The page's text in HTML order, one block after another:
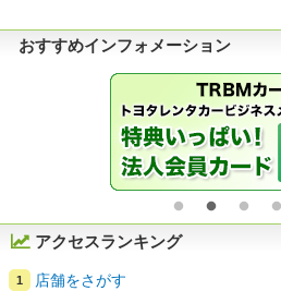
おすすめインフォメーション
アクセスランキング
店舗をさがす